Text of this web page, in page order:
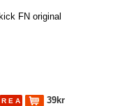
FN original
R E A 39kr